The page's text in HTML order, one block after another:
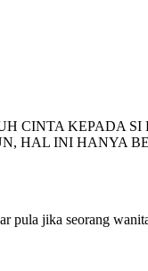
CINTA KEPADA
HAL INI HANYA
jika seorang